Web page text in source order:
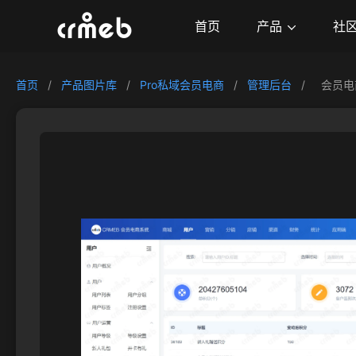
首页 产品 社
首页 / 产品图片库 / Pro私域会员电商 / 管理后台 / 会员